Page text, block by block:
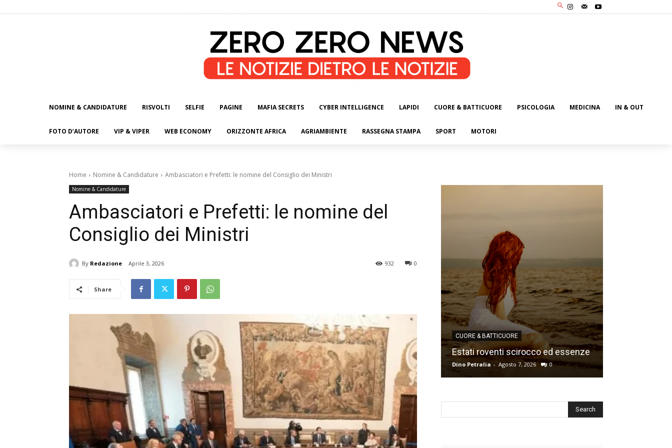
NOMINE & CANDIDATURE RISVOLTI SELFIE PAGINE MAFIA SECRETS CYBER INTELLIGENCE LAPIDI CUORE & BATTICUORE PSICOLOGIA MEDICINA IN & OUT
FOTO D’AUTORE VIP & VIPER WEB ECONOMY ORIZZONTE AFRICA AGRIAMBIENTE RASSEGNA STAMPA SPORT MOTORI
Home Nomine & Candidature Ambasciatori e Prefetti: le nomine del Consiglio dei Ministri
Nomine & Candidature
Ambasciatori e Prefetti: le nomine del
Consiglio dei Ministri
By Redazione Aprile 3, 2026 0
932
Share
CUORE & BATTICUORE
Estati roventi scirocco ed essenze
Dino Petralia - Agosto 7, 2026 0